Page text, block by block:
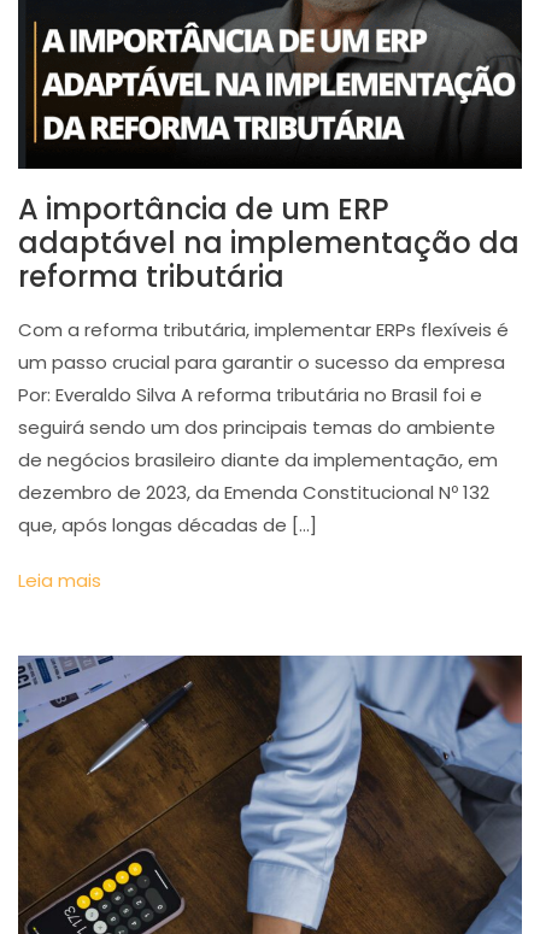
A importância de um ERP
adaptável na implementação da
reforma tributária
Com a reforma tributária, implementar ERPs flexíveis é
um passo crucial para garantir o sucesso da empresa
Por: Everaldo Silva A reforma tributária no Brasil foi e
seguirá sendo um dos principais temas do ambiente
de negócios brasileiro diante da implementação, em
dezembro de 2023, da Emenda Constitucional Nº 132
que, após longas décadas de […]
Leia mais